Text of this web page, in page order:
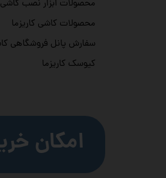
محصولات ابزار نصب کاشی
محصولات کاشی کاریزما
سفارش پانل فروشگاهی
کیوسک کاریزما
امکان